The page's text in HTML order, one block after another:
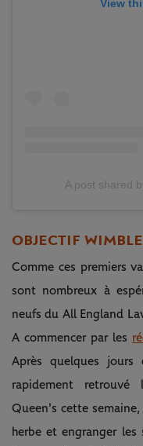
View
A post shared
OBJECTIF
Comme ces premiers
sont nombreux à
neufs du All England
A commencer par les
Après quelques
rapidement
Queen's cette
herbe et engranger